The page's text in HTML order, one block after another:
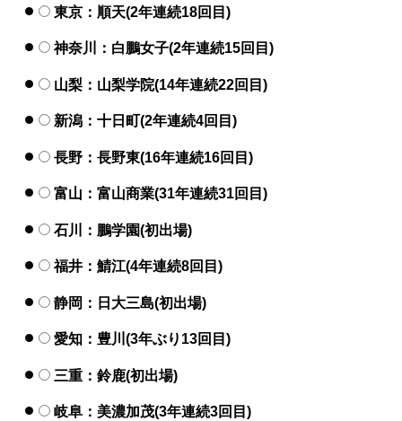
東京：順天(2年連続18回目)
神奈川：白鵬女子(2年連続15回目)
山梨：山梨学院(14年連続22回目)
新潟：十日町(2年連続4回目)
長野：長野東(16年連続16回目)
富山：富山商業(31年連続31回目)
石川：鵬学園(初出場)
福井：鯖江(4年連続8回目)
静岡：日大三島(初出場)
愛知：豊川(3年ぶり13回目)
三重：鈴鹿(初出場)
岐阜：美濃加茂(3年連続3回目)